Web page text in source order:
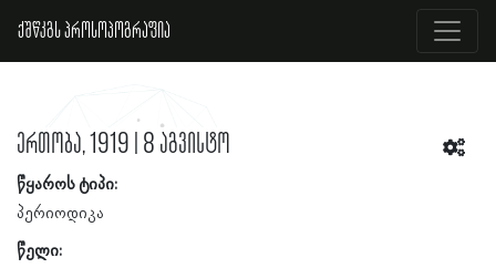
ქშწკგს პროსოპოგრაფია
ერთობა, 1919 | 8 აგვისტო
წყაროს ტიპი:
პერიოდიკა
წელი: